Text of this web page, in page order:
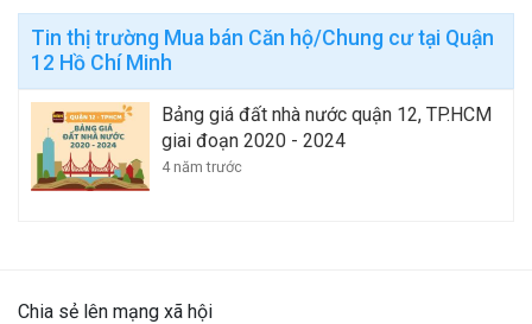
Tin thị trường Mua bán Căn hộ/Chung cư tại Quận
12 Hồ Chí Minh
Bảng giá đất nhà nước quận 12, TP.HCM
giai đoạn 2020 - 2024
4 năm trước
Chia sẻ lên mạng xã hội